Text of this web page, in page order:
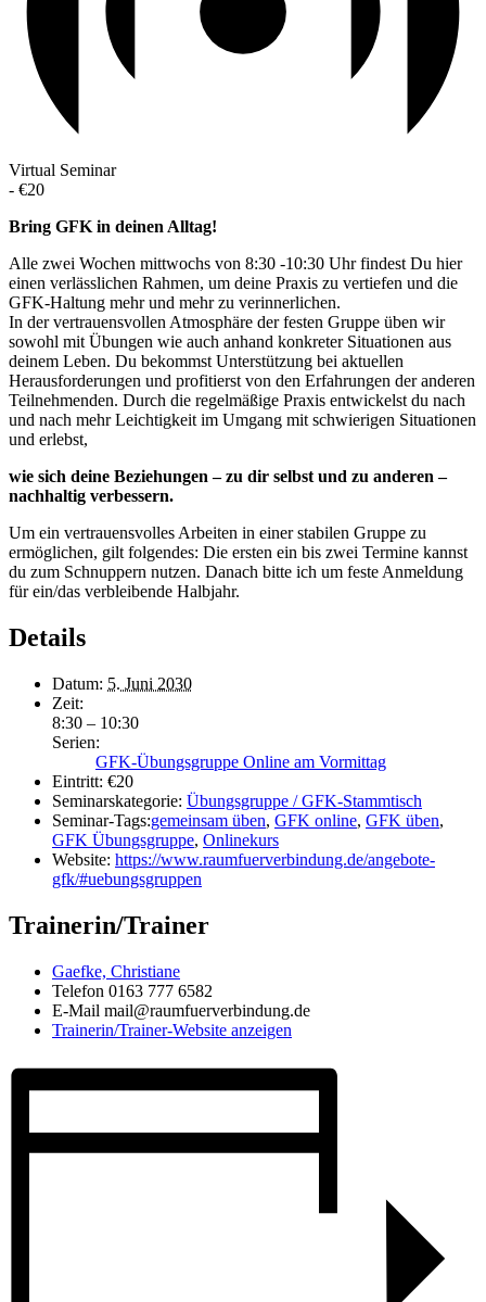
Virtual Seminar
- €20
Bring GFK in deinen Alltag!
Alle zwei Wochen mittwochs von 8:30 -10:30 Uhr findest Du hier
einen verlässlichen Rahmen, um deine Praxis zu vertiefen und die
GFK-Haltung mehr und mehr zu verinnerlichen.
In der vertrauensvollen Atmosphäre der festen Gruppe üben wir
sowohl mit Übungen wie auch anhand konkreter Situationen aus
deinem Leben. Du bekommst Unterstützung bei aktuellen
Herausforderungen und profitierst von den Erfahrungen der anderen
Teilnehmenden. Durch die regelmäßige Praxis entwickelst du nach
und nach mehr Leichtigkeit im Umgang mit schwierigen Situationen
und erlebst,
wie sich deine Beziehungen – zu dir selbst und zu anderen –
nachhaltig verbessern.
Um ein vertrauensvolles Arbeiten in einer stabilen Gruppe zu
ermöglichen, gilt folgendes: Die ersten ein bis zwei Termine kannst
du zum Schnuppern nutzen. Danach bitte ich um feste Anmeldung
für ein/das verbleibende Halbjahr.
Details
Datum: 5. Juni 2030
Zeit:
8:30 – 10:30
Serien:
GFK-Übungsgruppe Online am Vormittag
Eintritt: €20
Seminarskategorie: Übungsgruppe / GFK-Stammtisch
Seminar-Tags:gemeinsam üben, GFK online, GFK üben,
GFK Übungsgruppe, Onlinekurs
Website: https://www.raumfuerverbindung.de/angebote-
gfk/#uebungsgruppen
Trainerin/Trainer
Gaefke, Christiane
Telefon 0163 777 6582
E-Mail mail@raumfuerverbindung.de
Trainerin/Trainer-Website anzeigen